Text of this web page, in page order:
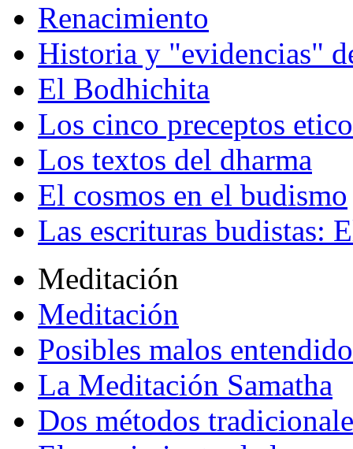
Renacimiento
Historia y "evidencias"
El Bodhichita
Los cinco preceptos
Los textos del dharma
El cosmos en el budismo
Las escrituras budistas:
Meditación
Meditación
Posibles malos
La Meditación Samatha
Dos métodos